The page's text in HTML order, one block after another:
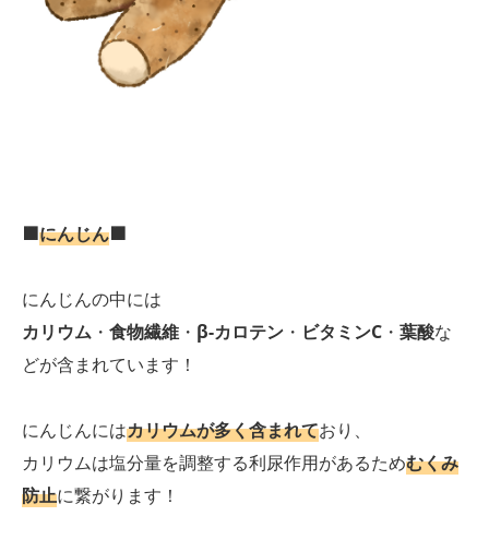
🟫にんじん🟫
にんじんの中には
カリウム ・ 食物繊維 ・ β-カロテン ・ ビタミンC ・ 葉酸な
どが含まれています！
にんじんにはカリウムが多く含まれており、
カリウムは塩分量を調整する利尿作用があるためむくみ
防止に繋がります！